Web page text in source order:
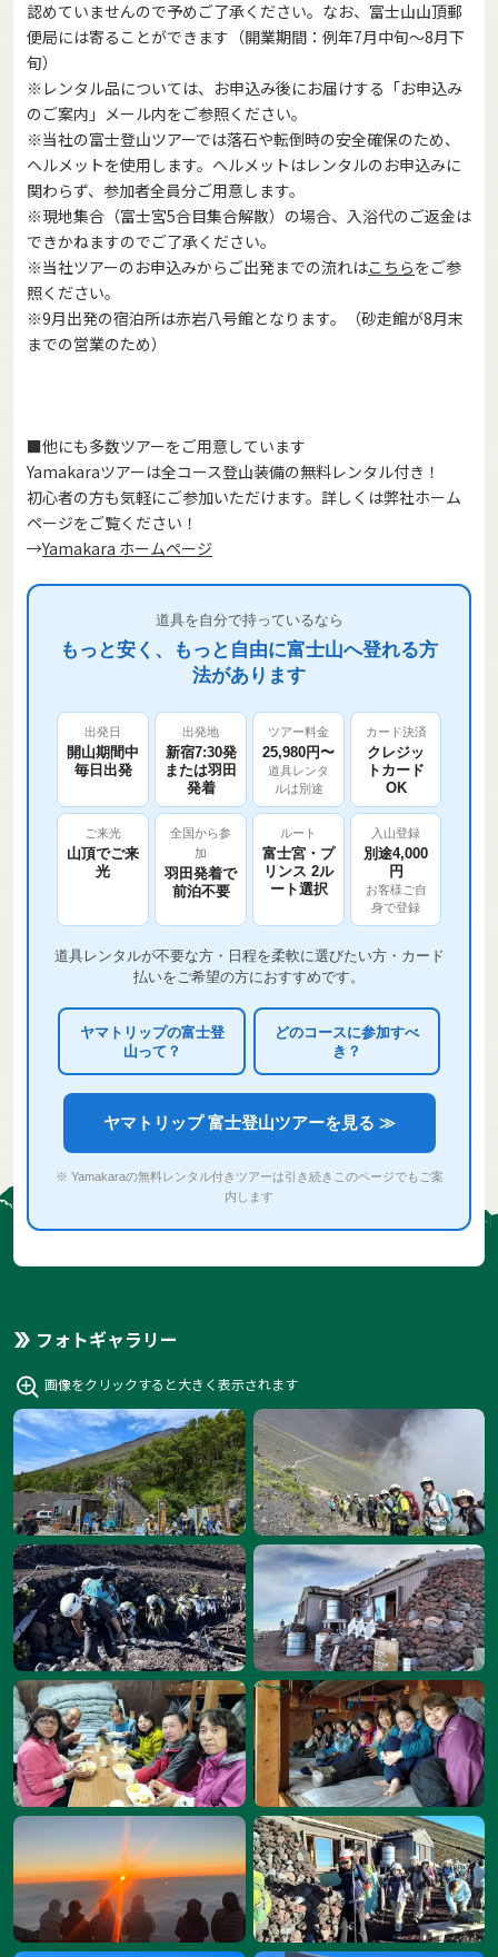
認めていませんので予めご了承ください。なお、富士山山頂郵
便局には寄ることができます（開業期間：例年7月中旬～8月下
旬）
※レンタル品については、お申込み後にお届けする「お申込み
のご案内」メール内をご参照ください。
※当社の富士登山ツアーでは落石や転倒時の安全確保のため、
ヘルメットを使用します。ヘルメットはレンタルのお申込みに
関わらず、参加者全員分ご用意します。
※現地集合（富士宮5合目集合解散）の場合、入浴代のご返金は
できかねますのでご了承ください。
※当社ツアーのお申込みからご出発までの流れはこちらをご参
照ください。
※9月出発の宿泊所は赤岩八号館となります。（砂走館が8月末
までの営業のため）
■他にも多数ツアーをご用意しています
Yamakaraツアーは全コース登山装備の無料レンタル付き！
初心者の方も気軽にご参加いただけます。詳しくは弊社ホーム
ページをご覧ください！
→Yamakara ホームページ
道具を自分で持っているなら
もっと安く、もっと自由に富士山へ登れる方
法があります
出発日
開山期間中
毎日出発
出発地
新宿7:30発
または羽田
発着
ツアー料金
25,980円〜
道具レンタ
ルは別途
カード決済
クレジッ
トカード
OK
ご来光
山頂でご来
光
全国から参
加
羽田発着で
前泊不要
ルート
富士宮・プ
リンス 2ル
ート選択
入山登録
別途4,000
円
お客様ご自
身で登録
道具レンタルが不要な方・日程を柔軟に選びたい方・カード
払いをご希望の方におすすめです。
ヤマトリップの富士登
山って？
どのコースに参加すべ
き？
ヤマトリップ 富士登山ツアーを見る ≫
※ Yamakaraの無料レンタル付きツアーは引き続きこのページでもご案
内します
フォトギャラリー
画像をクリックすると大きく表示されます